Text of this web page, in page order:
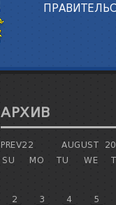
АРХИВ
PREV22 AUGUST
SU
MO TU WE
2 3 4 5